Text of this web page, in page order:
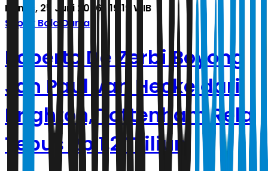
Kamis, 25 Juni 2026 | 19.19 WIB
Sepak Bola Dunia
Roberto De Zerbi Boyong
Jan Paul van Hecke dari
Brighton, Tottenham Rela
Tebus Rp 1,2 Triliun